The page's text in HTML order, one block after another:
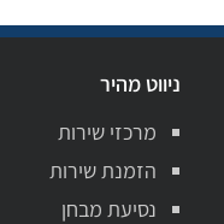
ניווט מהיר
מרכזי שירות
הזמנת שירות
נסיעת מבחן